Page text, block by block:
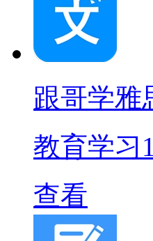
跟哥学雅
教育学习
查看